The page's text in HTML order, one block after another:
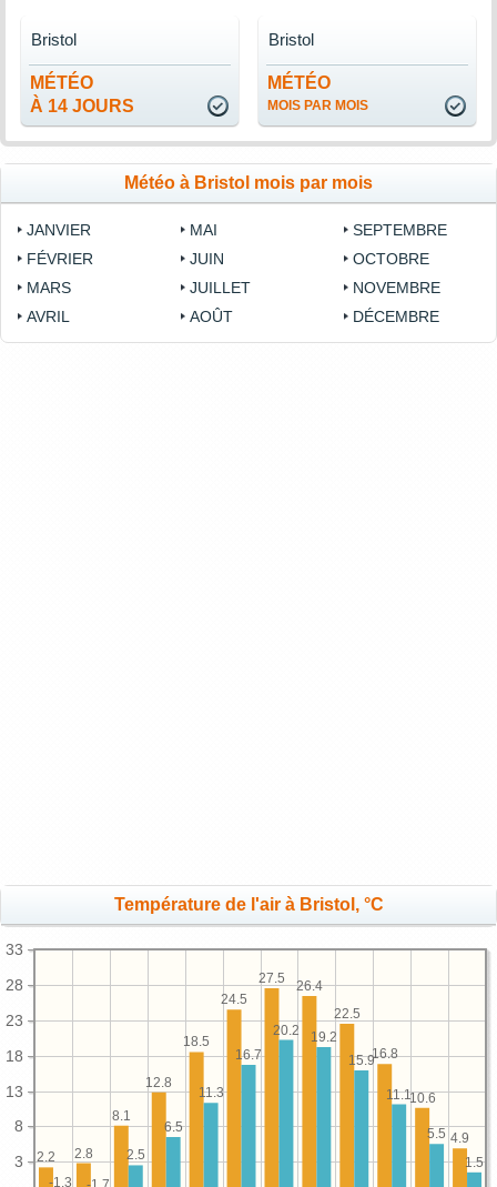
MÉTÉO
À 14 JOURS
Bristol
MÉTÉO
MOIS PAR MOIS
Bristol
Météo à Bristol mois par mois
JANVIER
FÉVRIER
MARS
AVRIL
MAI
JUIN
JUILLET
AOÛT
SEPTEMBRE
OCTOBRE
NOVEMBRE
DÉCEMBRE
Température de l'air à Bristol, °C
3
8
13
18
23
28
33
4.9
10.6
16.8
22.5
26.4
27.5
24.5
18.5
12.8
8.1
2.8
2.2 1.5
5.5
11.1
15.9
19.2
20.2
16.7
11.3
6.5
2.5
-1.3